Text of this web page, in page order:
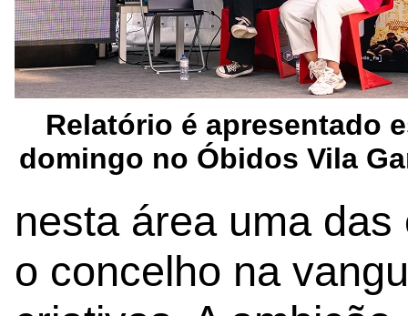
Relatório é apresentado
domingo no Óbidos Vila
nesta área uma
o concelho na